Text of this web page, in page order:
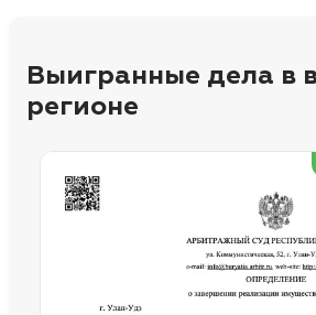
Выигранные дела в
регионе